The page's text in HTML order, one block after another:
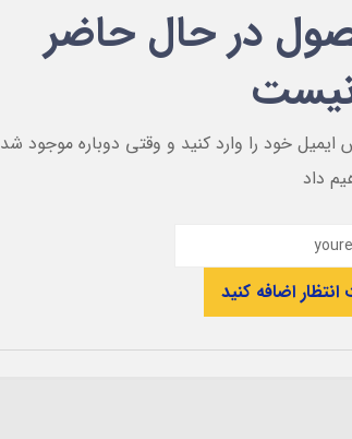
در حال حاضر
ایمیل خود را وارد کنید و وقتی دوباره موجود شد
داد
اضافه کنید